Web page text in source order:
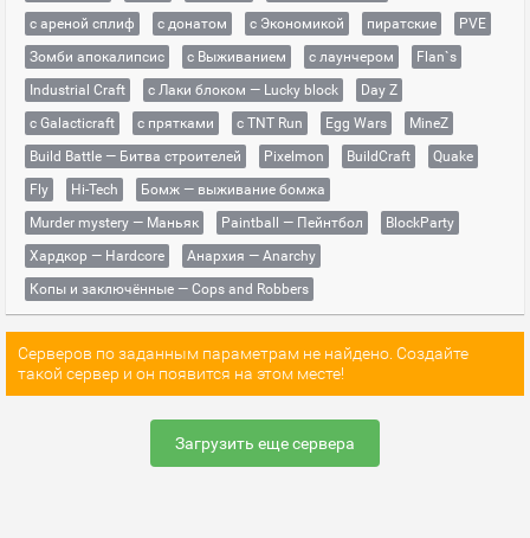
с ареной сплиф
с донатом с Экономикой пиратские
PVE
Зомби апокалипсис
с Выживанием с лаунчером
Flan`s
Industrial Craft
с Лаки блоком — Lucky block
Day Z
с Galacticraft
с прятками с TNT Run Egg Wars
MineZ
Build Battle — Битва строителей
Pixelmon BuildCraft
Quake
Fly
Hi-Tech
Бомж — выживание бомжа
Murder mystery — Маньяк
Paintball — Пейнтбол
BlockParty
Хардкор — Hardcore
Анархия — Anarchy
Копы и заключённые — Cops and Robbers
Серверов по заданным параметрам не найдено. Создайте
такой сервер и он появится на этом месте!
Загрузить еще сервера